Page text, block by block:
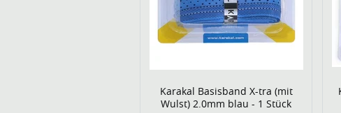
Karakal Basisband X-tra (mit
Wulst) 2.0mm blau - 1 Stück